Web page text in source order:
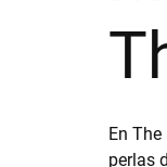
En
perlas